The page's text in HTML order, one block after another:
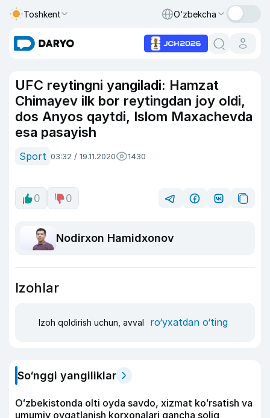
Toshkent O‘zbekcha
UFC reytingni yangiladi: Hamzat
Chimayev ilk bor reytingdan joy oldi,
dos Anyos qaytdi, Islom Maxachevda
esa pasayish
Sport 03:32 / 19.11.2020 1430
0 0
Nodirxon Hamidxonov
Izohlar
Izoh qoldirish uchun, avval ro‘yxatdan o‘ting
So‘nggi yangiliklar
Oʻzbekistonda olti oyda savdo, xizmat koʻrsatish va
umumiy ovqatlanish korxonalari qancha soliq